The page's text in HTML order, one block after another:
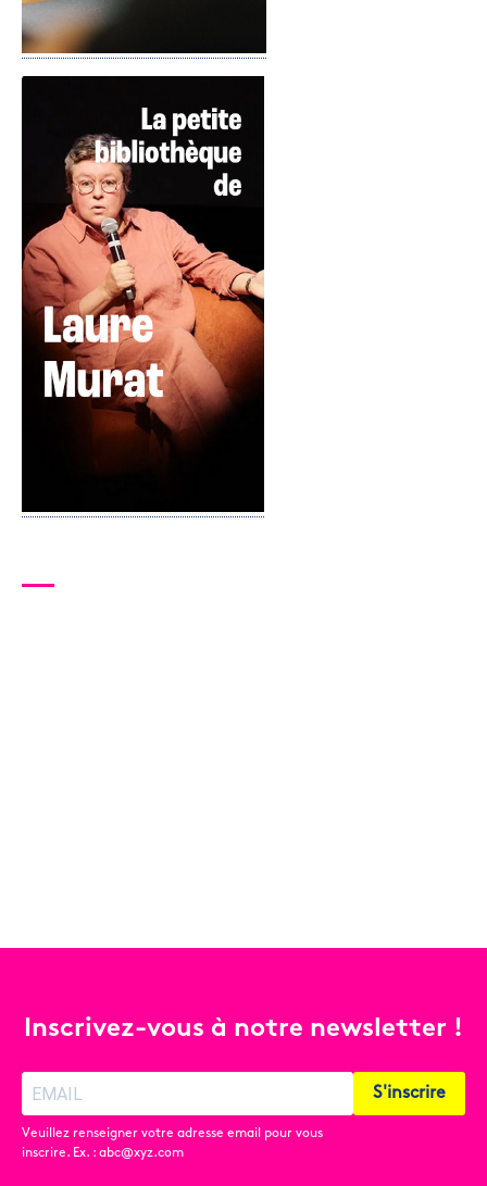
Inscrivez-vous à notre newsletter !
Veuillez renseigner votre adresse email pour vous
inscrire. Ex. : abc@xyz.com
S'inscrire